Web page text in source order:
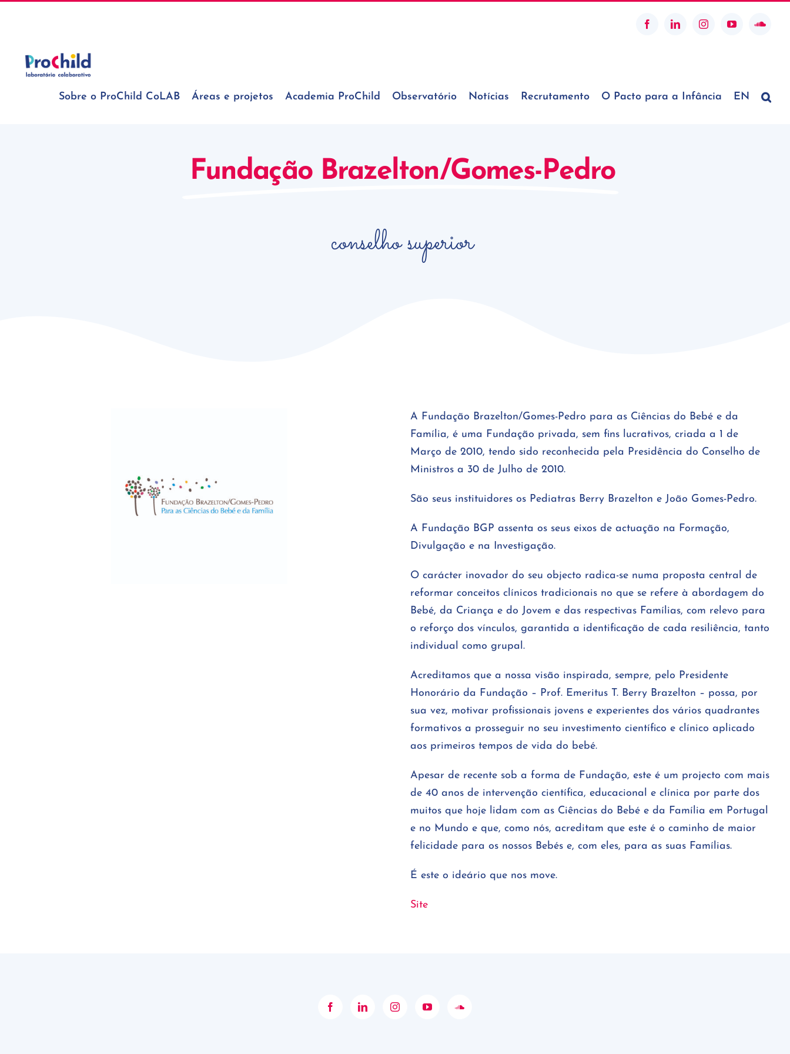
FacebookLinkedInInstagramYouTube
Sobre o ProChild CoLAB Áreas e projetos Academia ProChild Observatório Notícias Recrutamento O Pacto para a Infância EN
Fundação Brazelton/Gomes-Pedro
conselho superior
A Fundação Brazelton/Gomes-Pedro para as Ciências do Bebé e da
Família, é uma Fundação privada, sem fins lucrativos, criada a 1 de
Março de 2010, tendo sido reconhecida pela Presidência do Conselho de
Ministros a 30 de Julho de 2010.
São seus instituidores os Pediatras Berry Brazelton e João Gomes-Pedro.
A Fundação BGP assenta os seus eixos de actuação na Formação,
Divulgação e na Investigação.
O carácter inovador do seu objecto radica-se numa proposta central de
reformar conceitos clínicos tradicionais no que se refere à abordagem do
Bebé, da Criança e do Jovem e das respectivas Famílias, com relevo para
o reforço dos vínculos, garantida a identificação de cada resiliência, tanto
individual como grupal.
Acreditamos que a nossa visão inspirada, sempre, pelo Presidente
Honorário da Fundação – Prof. Emeritus T. Berry Brazelton – possa, por
sua vez, motivar profissionais jovens e experientes dos vários quadrantes
formativos a prosseguir no seu investimento científico e clínico aplicado
aos primeiros tempos de vida do bebé.
Apesar de recente sob a forma de Fundação, este é um projecto com mais
de 40 anos de intervenção científica, educacional e clínica por parte dos
muitos que hoje lidam com as Ciências do Bebé e da Família em Portugal
e no Mundo e que, como nós, acreditam que este é o caminho de maior
felicidade para os nossos Bebés e, com eles, para as suas Famílias.
É este o ideário que nos move.
Site